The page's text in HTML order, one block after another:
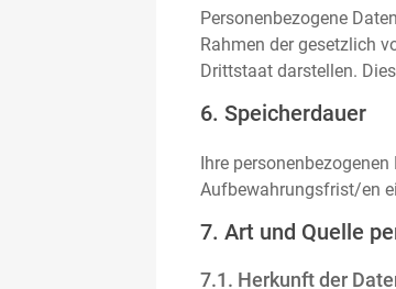
Personenbezogene
Rahmen der gesetzlich
Drittstaat darstellen.
6. Speicherdauer
Ihre
Aufbewahrungsfrist/en
7. Art und Quelle
7.1. Herkunft der